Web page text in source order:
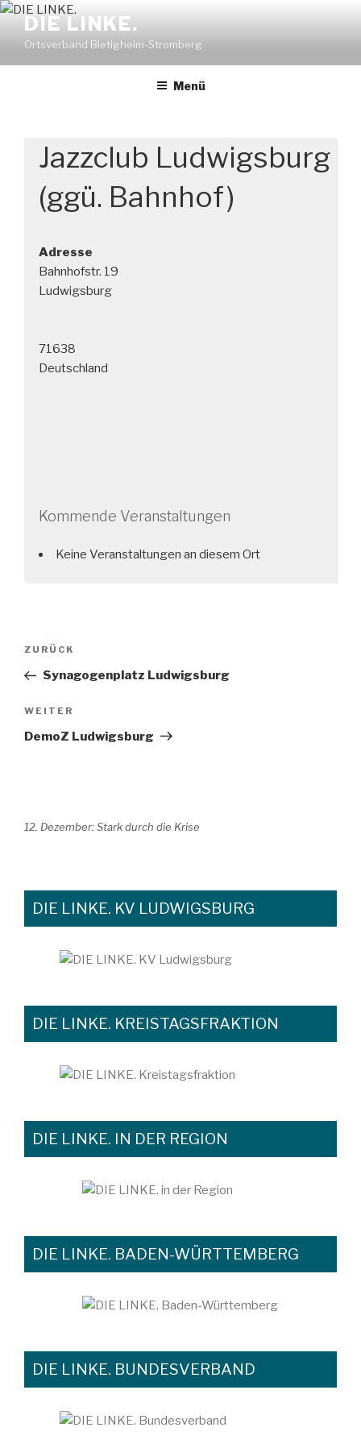
Zum
Inhalt
springen
DIE LINKE.
Ortsverband Bietigheim-Stromberg
Menü
Jazzclub Ludwigsburg
(ggü. Bahnhof)
Adresse
Bahnhofstr. 19
Ludwigsburg
71638
Deutschland
Kommende Veranstaltungen
Keine Veranstaltungen an diesem Ort
Beitragsnavigation
Vorheriger
Beitrag
ZURÜCK
Synagogenplatz Ludwigsburg
Nächster
Beitrag
WEITER
DemoZ Ludwigsburg
12. Dezember: Stark durch die Krise
DIE LINKE. KV LUDWIGSBURG
DIE LINKE. KREISTAGSFRAKTION
DIE LINKE. IN DER REGION
DIE LINKE. BADEN-WÜRTTEMBERG
DIE LINKE. BUNDESVERBAND